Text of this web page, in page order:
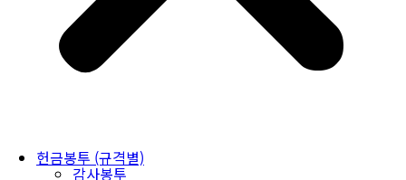
헌금봉투 (규격별)
감사봉투